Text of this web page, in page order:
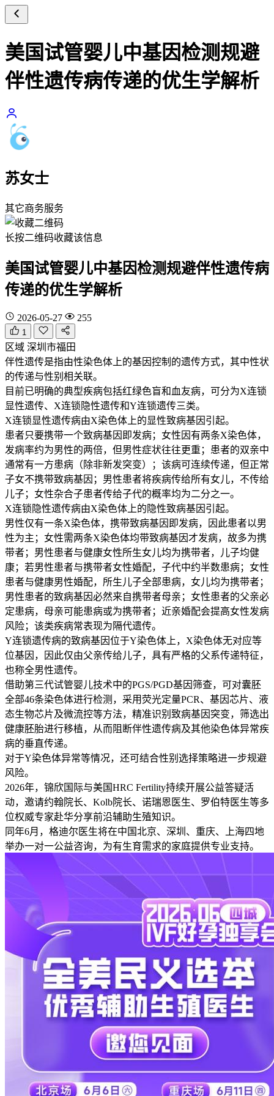
美国试管婴儿中基因检测规避
伴性遗传病传递的优生学解析
苏女士
其它商务服务
长按二维码收藏该信息
美国试管婴儿中基因检测规避伴性遗传病
传递的优生学解析
2026-05-27 255
1
区域 深圳市福田
伴性遗传是指由性染色体上的基因控制的遗传方式，其中性状
的传递与性别相关联。
目前已明确的典型疾病包括红绿色盲和血友病，可分为X连锁
显性遗传、X连锁隐性遗传和Y连锁遗传三类。
X连锁显性遗传病由X染色体上的显性致病基因引起。
患者只要携带一个致病基因即发病；女性因有两条X染色体，
发病率约为男性的两倍，但男性症状往往更重；患者的双亲中
通常有一方患病（除非新发突变）；该病可连续传递，但正常
子女不携带致病基因；男性患者将疾病传给所有女儿，不传给
儿子；女性杂合子患者传给子代的概率均为二分之一。
X连锁隐性遗传病由X染色体上的隐性致病基因引起。
男性仅有一条X染色体，携带致病基因即发病，因此患者以男
性为主；女性需两条X染色体均带致病基因才发病，故多为携
带者；男性患者与健康女性所生女儿均为携带者，儿子均健
康；若男性患者与携带者女性婚配，子代中约半数患病；女性
患者与健康男性婚配，所生儿子全部患病，女儿均为携带者；
男性患者的致病基因必然来自携带者母亲；女性患者的父亲必
定患病，母亲可能患病或为携带者；近亲婚配会提高女性发病
风险；该类疾病常表现为隔代遗传。
Y连锁遗传病的致病基因位于Y染色体上，X染色体无对应等
位基因，因此仅由父亲传给儿子，具有严格的父系传递特征，
也称全男性遗传。
借助第三代试管婴儿技术中的PGS/PGD基因筛查，可对囊胚
全部46条染色体进行检测，采用荧光定量PCR、基因芯片、液
态生物芯片及微流控等方法，精准识别致病基因突变，筛选出
健康胚胎进行移植，从而阻断伴性遗传病及其他染色体异常疾
病的垂直传递。
对于Y染色体异常等情况，还可结合性别选择策略进一步规避
风险。
2026年，锦欣国际与美国HRC Fertility持续开展公益答疑活
动，邀请约翰院长、Kolb院长、诺瑞恩医生、罗伯特医生等多
位权威专家赴华分享前沿辅助生殖知识。
同年6月，格迪尔医生将在中国北京、深圳、重庆、上海四地
举办一对一公益咨询，为有生育需求的家庭提供专业支持。